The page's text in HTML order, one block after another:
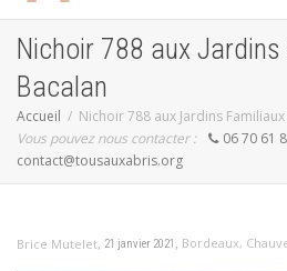
Nichoir 788 aux
Bacalan
Accueil
Nichoir 788 aux Jardins
Vous pouvez nous contacter :
06 70 61
contact@tousauxabris.org
Brice Mutelet, 21 janvier 2021 , Bordeaux,